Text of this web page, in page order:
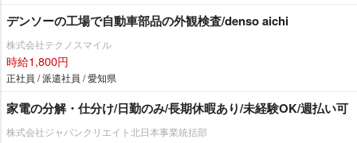
デンソーの工場で自動車部品の外観検査/denso aichi
株式会社テクノスマイル
時給1,800円
正社員 / 派遣社員 / 愛知県
家電の分解・仕分け/日勤のみ/長期休暇あり/未経験OK/週払い可
株式会社ジャパンクリエイト北日本事業統括部